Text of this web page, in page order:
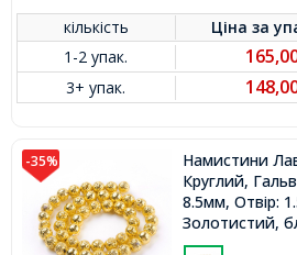
кількість Ціна за
1-2 упак.
3+ упак.
-35%
Намистини
Круглий,
8.5мм, Отвір:
Золотистий,
нитка,